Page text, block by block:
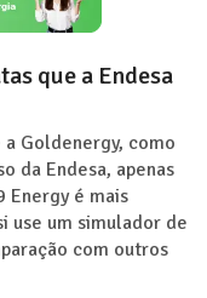
que a Endesa
Goldenergy, como
da Endesa, apenas
Energy é mais
use um simulador de
com outros